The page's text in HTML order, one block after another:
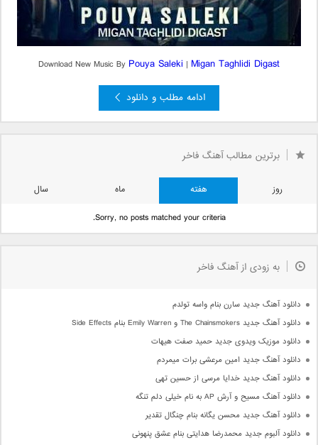
Download New Music By Pouya Saleki | Migan Taghlidi Digast
ادامه مطلب و دانلود
برترین مطالب آهنگ فاخر
روز هفته ماه
سال
Sorry, no posts matched your criteria.
به زودی از آهنگ فاخر
دانلود آهنگ جدید سارن بنام واسه تولدم
دانلود آهنگ جدید The Chainsmokers و Emily Warren بنام Side Effects
دانلود موزیک ویدوی جدید حمید صفت هیهات
دانلود آهنگ جدید امین مرعشی برات میمردم
دانلود آهنگ جدید خدایا مرسی از حسین تهی
دانلود آهنگ مسیح و آرش AP به نام خیلی دلم تنگه
دانلود آهنگ جدید محسن یگانه بنام چنگال تقدیر
دانلود آلبوم جدید محمدرضا هدایتی بنام عشق پنهونی